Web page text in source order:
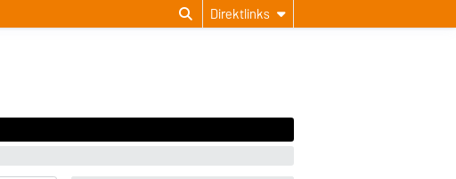
Direktlinks